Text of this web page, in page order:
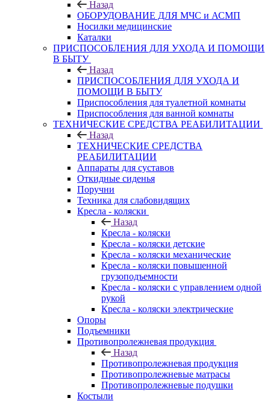
Назад
ОБОРУДОВАНИЕ ДЛЯ МЧС и АСМП
Носилки медицинские
Каталки
ПРИСПОСОБЛЕНИЯ ДЛЯ УХОДА И ПОМОЩИ
В БЫТУ
Назад
ПРИСПОСОБЛЕНИЯ ДЛЯ УХОДА И
ПОМОЩИ В БЫТУ
Приспособления для туалетной комнаты
Приспособления для ванной комнаты
ТЕХНИЧЕСКИЕ СРЕДСТВА РЕАБИЛИТАЦИИ
Назад
ТЕХНИЧЕСКИЕ СРЕДСТВА
РЕАБИЛИТАЦИИ
Аппараты для суставов
Откидные сиденья
Поручни
Техника для слабовидящих
Кресла - коляски
Назад
Кресла - коляски
Кресла - коляски детские
Кресла - коляски механические
Кресла - коляски повышенной
грузоподъемности
Кресла - коляски с управлением одной
рукой
Кресла - коляски электрические
Опоры
Подъемники
Противопролежневая продукция
Назад
Противопролежневая продукция
Противопролежневые матрасы
Противопролежневые подушки
Костыли